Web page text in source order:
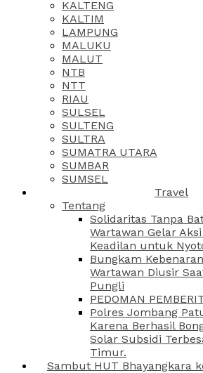
KALTENG
KALTIM
LAMPUNG
MALUKU
MALUT
NTB
NTT
RIAU
SULSEL
SULTENG
SULTRA
SUMATRA UTARA
SUMBAR
SUMSEL
Travel
Tentang
Solidaritas Tanpa
Wartawan Gelar
Keadilan untuk
Bungkam
Wartawan Diusir
Pungli
PEDOMAN
Polres Jombang
Karena Berhasil
Solar Subsidi
Timur.
Sambut HUT Bhayangkara